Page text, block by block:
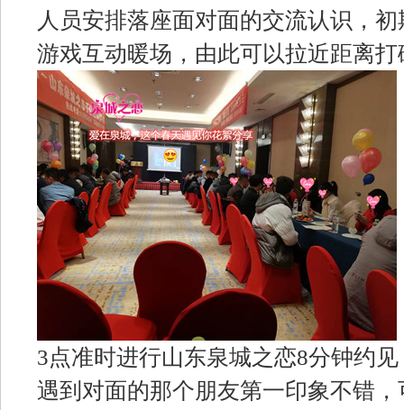
人员安排落座面对面的交流认识，
游戏互动暖场，由此可以拉近距离
3点准时进行山东泉城之恋8分钟约
遇到对面的那个朋友第一印象不错